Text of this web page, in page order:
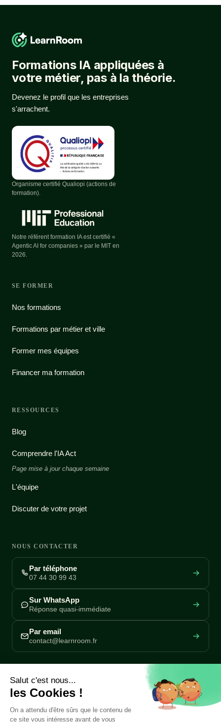
Formations IA appliquées à
votre métier, pas à la théorie.
Devenez le profil que les entreprises
s'arrachent.
Organisme certifié Qualiopi (actions de
formation).
Notre référent formation IA est certifié «
Agentic AI for companies » par le MIT en
2026.
SE FORMER
Nos formations
Formations par métier et ville
Former mes équipes
Financer ma formation
RESSOURCES
Blog
Comprendre l'IA Act
Page mise à jour chaque semaine
L'équipe
Discuter de votre projet
NOUS CONTACTER
Par téléphone
07 44 30 99 43
Sur WhatsApp
Réponse quasi-immédiate
Par email
contact@learnroom.fr
Rejoindre la communauté